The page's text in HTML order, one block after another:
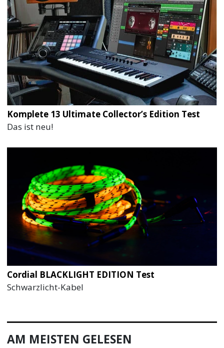
Komplete 13 Ultimate Collector’s Edition Test
Das ist neu!
Cordial BLACKLIGHT EDITION Test
Schwarzlicht-Kabel
AM MEISTEN GELESEN